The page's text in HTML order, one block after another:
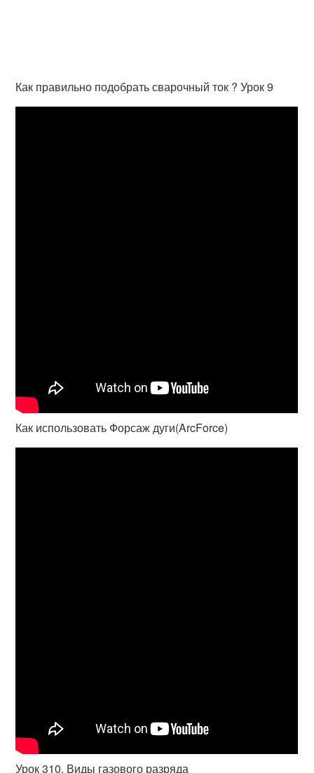
Как правильно подобрать сварочный ток ? Урок 9
Как использовать Форсаж дуги(ArcForce)
Урок 310. Виды газового разряда